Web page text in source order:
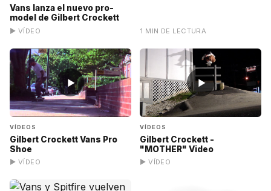
Vans lanza el nuevo pro-
model de Gilbert Crockett
▶ VÍDEO 1 MIN DE LECTURA
▶
VÍDEOS
Gilbert Crockett Vans Pro
Shoe
▶ VÍDEO
▶
VÍDEOS
Gilbert Crockett -
"MOTHER" Video
▶ VÍDEO